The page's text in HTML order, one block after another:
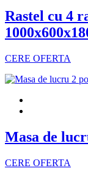
Rastel cu 4
CERE OFERTA
Masa de
CERE OFERTA